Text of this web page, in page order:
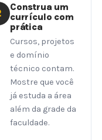
Construa um
currículo com
prática
Cursos, projetos
e domínio
técnico contam.
Mostre que você
já estuda a área
além da grade da
faculdade.